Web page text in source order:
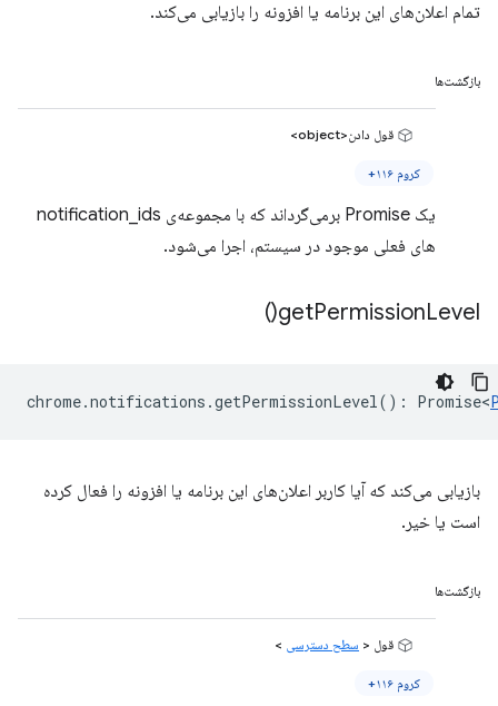
تمام اعلان‌های این برنامه یا افزونه را بازیابی می‌کند.
بازگشت‌ها
قول دادن<object>
کروم ۱۱۶+
یک Promise برمی‌گرداند که با مجموعه‌ی notification_ids
های فعلی موجود در سیستم، اجرا می‌شود.
getPermissionLevel(
)
chrome.notifications .getPermissionLevel() : Promise<
بازیابی می‌کند که آیا کاربر اعلان‌های این برنامه یا افزونه را فعال کرده
است یا خیر.
بازگشت‌ها
قول < سطح دسترسی >
کروم ۱۱۶+